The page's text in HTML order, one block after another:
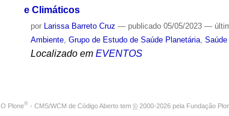
e Climáticos
por Larissa Barreto Cruz — publicado 05/05/2023—
Ambiente ,Grupo de Estudo de Saúde Planetária ,
Localizado em EVENTOS
O Plone® - CMS/WCM de Código Aberto tem © 2000-2026 pela Fundação